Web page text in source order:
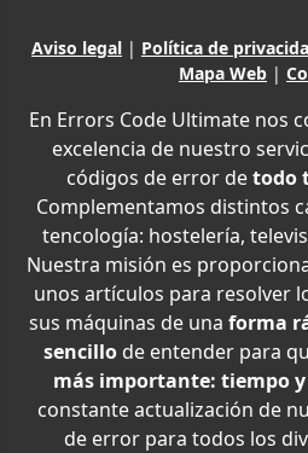
Aviso legal | Política de
Mapa Web |
En Errors Code Ultimate nos
excelencia de nuestro
códigos de error detodo
Complementamos distintos
tencología: hostelería,
Nuestra misión es
unos artículos para resolver
sus máquinas de una forma
sencillode entender para
más importante: tiempo
constante actualización de
de error para todos los